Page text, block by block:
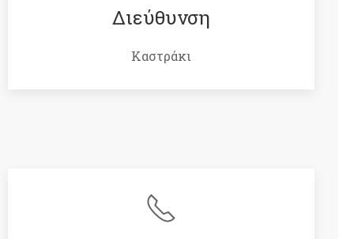
Διεύθυνση
Καστράκι